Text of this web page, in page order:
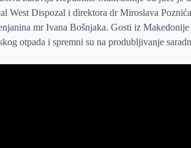
West Dispozal i direktora dr Miroslava
mr Ivana Bošnjaka. Gosti iz
otpada i spremni su na produbljivanje